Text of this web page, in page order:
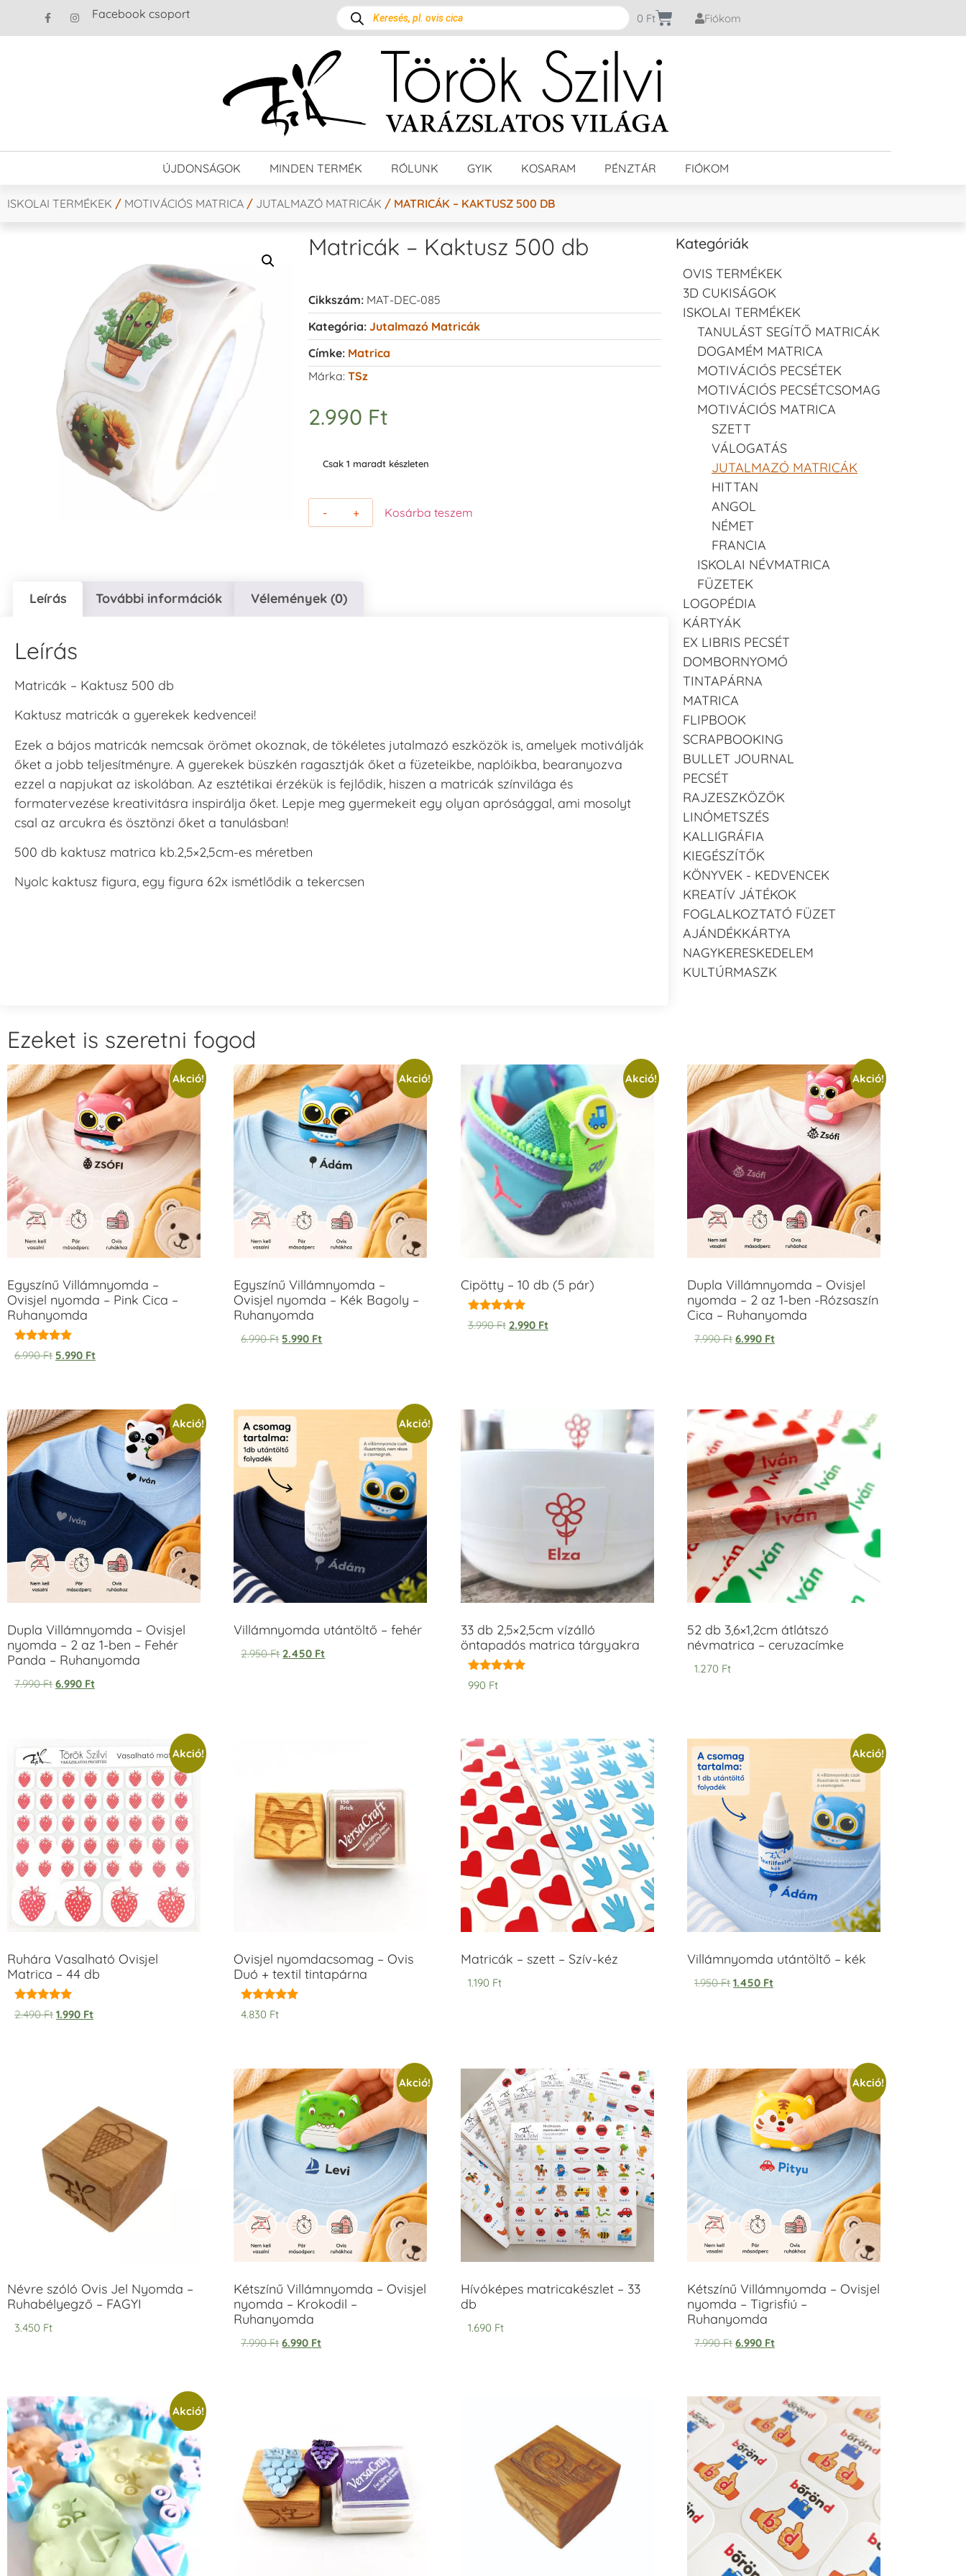
Facebook csoport 0 Ft Fiókom
ÚJDONSÁGOK MINDEN TERMÉK RÓLUNK GYIK KOSARAM PÉNZTÁR FIÓKOM
ISKOLAI TERMÉKEK / MOTIVÁCIÓS MATRICA / JUTALMAZÓ MATRICÁK / MATRICÁK – KAKTUSZ 500 DB
Matricák – Kaktusz 500 db
Cikkszám: MAT-DEC-085
Kategória: Jutalmazó Matricák
Címke: Matrica
Márka: TSz
2.990 Ft
Csak 1 maradt készleten
- + Kosárba teszem
Leírás További információk Vélemények (0)
Leírás
Matricák – Kaktusz 500 db
Kaktusz matricák a gyerekek kedvencei!
Ezek a bájos matricák nemcsak örömet okoznak, de tökéletes jutalmazó eszközök is, amelyek motiválják
őket a jobb teljesítményre. A gyerekek büszkén ragasztják őket a füzeteikbe, naplóikba, bearanyozva
ezzel a napjukat az iskolában. Az esztétikai érzékük is fejlődik, hiszen a matricák színvilága és
formatervezése kreativitásra inspirálja őket. Lepje meg gyermekeit egy olyan aprósággal, ami mosolyt
csal az arcukra és ösztönzi őket a tanulásban!
500 db kaktusz matrica kb.2,5×2,5cm-es méretben
Nyolc kaktusz figura, egy figura 62x ismétlődik a tekercsen
Kategóriák
OVIS TERMÉKEK
3D CUKISÁGOK
ISKOLAI TERMÉKEK
TANULÁST SEGÍTŐ MATRICÁK
DOGAMÉM MATRICA
MOTIVÁCIÓS PECSÉTEK
MOTIVÁCIÓS PECSÉTCSOMAG
MOTIVÁCIÓS MATRICA
SZETT
VÁLOGATÁS
JUTALMAZÓ MATRICÁK
HITTAN
ANGOL
NÉMET
FRANCIA
ISKOLAI NÉVMATRICA
FÜZETEK
LOGOPÉDIA
KÁRTYÁK
EX LIBRIS PECSÉT
DOMBORNYOMÓ
TINTAPÁRNA
MATRICA
FLIPBOOK
SCRAPBOOKING
BULLET JOURNAL
PECSÉT
RAJZESZKÖZÖK
LINÓMETSZÉS
KALLIGRÁFIA
KIEGÉSZÍTŐK
KÖNYVEK - KEDVENCEK
KREATÍV JÁTÉKOK
FOGLALKOZTATÓ FÜZET
AJÁNDÉKKÁRTYA
NAGYKERESKEDELEM
KULTÚRMASZK
Ezeket is szeretni fogod
Akció!
Egyszínű Villámnyomda –
Ovisjel nyomda – Pink Cica –
Ruhanyomda
Értékelés:
5.00
6.990Ft 5.990 Ft
Akció!
Egyszínű Villámnyomda –
Ovisjel nyomda – Kék Bagoly –
Ruhanyomda
6.990Ft 5.990 Ft
Akció!
Cipötty – 10 db (5 pár)
Értékelés:
5.00
3.990Ft 2.990 Ft
Akció!
Dupla Villámnyomda – Ovisjel
nyomda – 2 az 1-ben -Rózsaszín
Cica – Ruhanyomda
7.990Ft 6.990 Ft
Akció!
Dupla Villámnyomda – Ovisjel
nyomda – 2 az 1-ben – Fehér
Panda – Ruhanyomda
7.990Ft 6.990 Ft
Akció!
Villámnyomda utántöltő – fehér
2.950Ft 2.450 Ft
33 db 2,5×2,5cm vízálló
öntapadós matrica tárgyakra
Értékelés:
5.00
990 Ft
52 db 3,6×1,2cm átlátszó
névmatrica – ceruzacímke
1.270 Ft
Akció!
Ruhára Vasalható Ovisjel
Matrica – 44 db
Értékelés:
5.00
2.490Ft 1.990 Ft
Ovisjel nyomdacsomag – Ovis
Duó + textil tintapárna
Értékelés:
5.00
4.830 Ft
Matricák – szett – Szív-kéz
1.190 Ft
Akció!
Villámnyomda utántöltő – kék
1.950Ft 1.450 Ft
Névre szóló Ovis Jel Nyomda –
Ruhabélyegző – FAGYI
3.450 Ft
Akció!
Kétszínű Villámnyomda – Ovisjel
nyomda – Krokodil –
Ruhanyomda
7.990Ft 6.990 Ft
Hívóképes matricakészlet – 33
db
1.690 Ft
Akció!
Kétszínű Villámnyomda – Ovisjel
nyomda – Tigrisfiú –
Ruhanyomda
7.990Ft 6.990 Ft
Akció!